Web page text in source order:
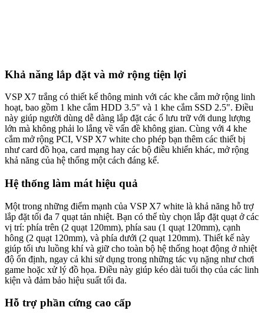
Khả năng lắp đặt và mở rộng tiện lợi
VSP X7 trắng có thiết kế thông minh với các khe cắm mở rộng linh
hoạt, bao gồm 1 khe cắm HDD 3.5" và 1 khe cắm SSD 2.5". Điều
này giúp người dùng dễ dàng lắp đặt các ổ lưu trữ với dung lượng
lớn mà không phải lo lắng về vấn đề không gian. Cùng với 4 khe
cắm mở rộng PCI, VSP X7 white cho phép bạn thêm các thiết bị
như card đồ họa, card mạng hay các bộ điều khiển khác, mở rộng
khả năng của hệ thống một cách đáng kể.
Hệ thống làm mát hiệu quả
Một trong những điểm mạnh của VSP X7 white là khả năng hỗ trợ
lắp đặt tối đa 7 quạt tản nhiệt. Bạn có thể tùy chọn lắp đặt quạt ở các
vị trí: phía trên (2 quạt 120mm), phía sau (1 quạt 120mm), cạnh
hông (2 quạt 120mm), và phía dưới (2 quạt 120mm). Thiết kế này
giúp tối ưu luồng khí và giữ cho toàn bộ hệ thống hoạt động ở nhiệt
độ ổn định, ngay cả khi sử dụng trong những tác vụ nặng như chơi
game hoặc xử lý đồ họa. Điều này giúp kéo dài tuổi thọ của các linh
kiện và đảm bảo hiệu suất tối đa.
Hỗ trợ phần cứng cao cấp